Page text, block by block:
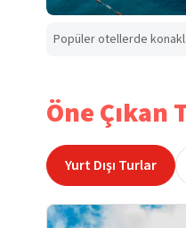
Popüler otellerde
Öne Çıkan
Yurt Dışı Turlar